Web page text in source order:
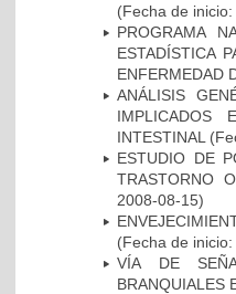
(Fecha de
PROGRAMA
ESTADÍSTICA
ENFERMEDAD
ANÁLISIS
IMPLICADOS
INTESTINAL
ESTUDIO DE
TRASTORNO
2008-08-15)
(Fecha de
VÍA DE
BRANQUIALES